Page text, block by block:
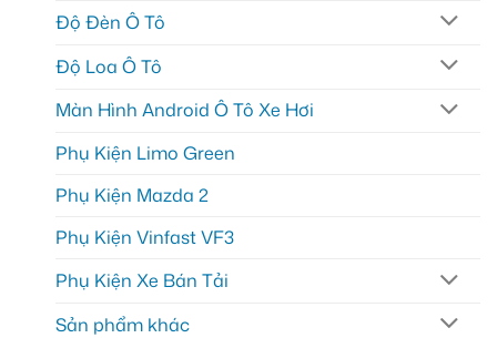
Độ Đèn Ô Tô
Độ Loa Ô Tô
Màn Hình Android Ô Tô Xe Hơi
Phụ Kiện Limo Green
Phụ Kiện Mazda 2
Phụ Kiện Vinfast VF3
Phụ Kiện Xe Bán Tải
Sản phẩm khác